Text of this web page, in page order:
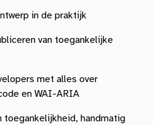
in de praktijk
van toegankelijke
met alles over
en WAI-ARIA
toegankelijkheid, handmatig